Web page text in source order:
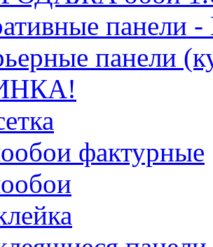
панели
фактурные